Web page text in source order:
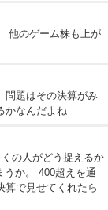
他のゲーム株も上が
問題はその決算がみ
かなんだよね
の人がどう捉えるか
うか。 400超えを通
算で見せてくれたら